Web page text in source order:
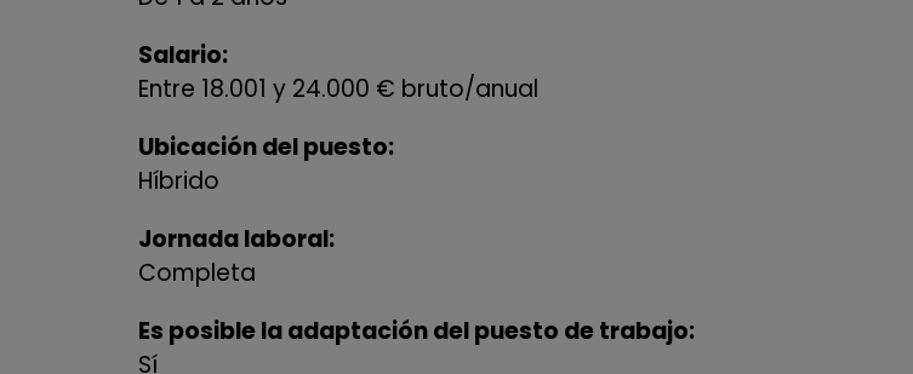
Salario:
Entre 18.001 y 24.000 € bruto/anual
Ubicación del puesto:
Híbrido
Jornada laboral:
Completa
Es posible la adaptación del puesto de trabajo:
Sí